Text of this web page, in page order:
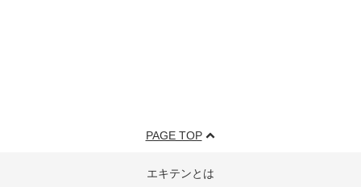
PAGE TOP
エキテンとは